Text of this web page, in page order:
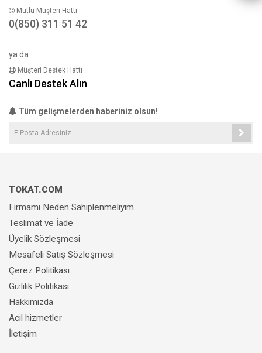
Mutlu Müşteri Hattı
0(850) 311 51 42
ya da
Müşteri Destek Hattı
Canlı Destek Alın
Tüm gelişmelerden haberiniz olsun!
TOKAT.COM
Firmamı Neden Sahiplenmeliyim
Teslimat ve İade
Üyelik Sözleşmesi
Mesafeli Satış Sözleşmesi
Çerez Politikası
Gizlilik Politikası
Hakkımızda
Acil hizmetler
İletişim